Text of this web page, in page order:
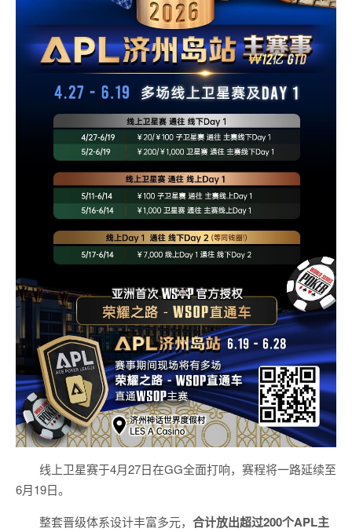
线上卫星赛于4月27日在GG全面打响，赛程将一路延续至
6月19日。
整套晋级体系设计丰富多元， 合计放出超过200个APL主